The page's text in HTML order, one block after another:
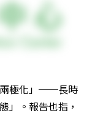
兩極化」──長時
」。報告也指，